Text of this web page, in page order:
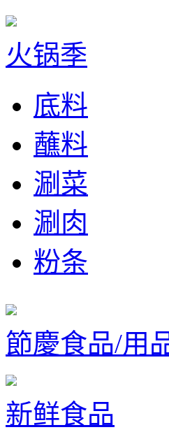
火锅季
底料
蘸料
涮菜
涮肉
粉条
節慶食品/用
新鲜食品